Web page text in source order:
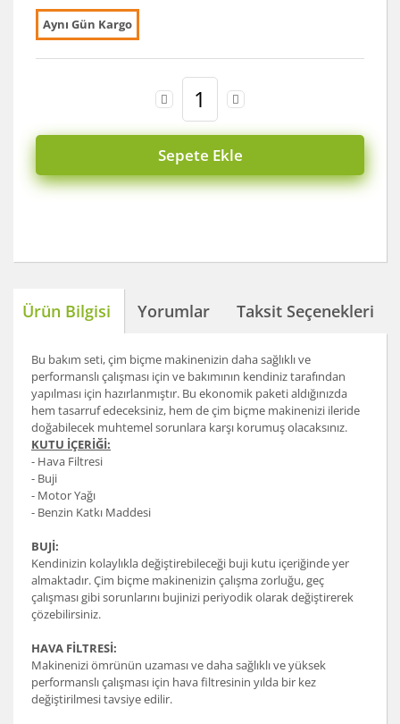
Aynı Gün Kargo
Sepete Ekle
Ürün Bilgisi Yorumlar Taksit Seçenekleri
Bu bakım seti, çim biçme makinenizin daha sağlıklı ve
performanslı çalışması için ve bakımının kendiniz tarafından
yapılması için hazırlanmıştır. Bu ekonomik paketi aldığınızda
hem tasarruf edeceksiniz, hem de çim biçme makinenizi ileride
doğabilecek muhtemel sorunlara karşı korumuş olacaksınız.
KUTU İÇERİĞİ:
- Hava Filtresi
- Buji
- Motor Yağı
- Benzin Katkı Maddesi
BUJİ:
Kendinizin kolaylıkla değiştirebileceği buji kutu içeriğinde yer
almaktadır. Çim biçme makinenizin çalışma zorluğu, geç
çalışması gibi sorunlarını bujinizi periyodik olarak değiştirerek
çözebilirsiniz.
HAVA FİLTRESİ:
Makinenizi ömrünün uzaması ve daha sağlıklı ve yüksek
performanslı çalışması için hava filtresinin yılda bir kez
değiştirilmesi tavsiye edilir.